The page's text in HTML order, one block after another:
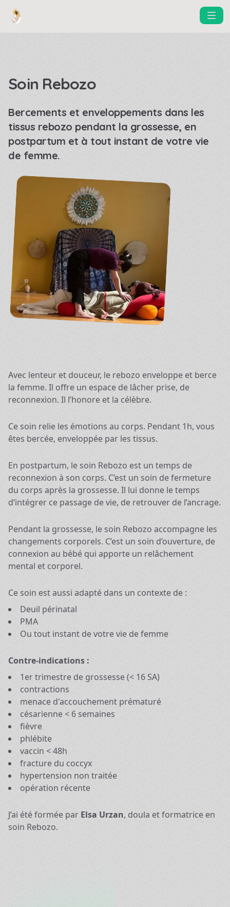
Soin Rebozo
Bercements et enveloppements dans les
tissus rebozo pendant la grossesse, en
postpartum et à tout instant de votre vie
de femme.
Avec lenteur et douceur, le rebozo enveloppe et berce
la femme. Il offre un espace de lâcher prise, de
reconnexion. Il l’honore et la célèbre.
Ce soin relie les émotions au corps. Pendant 1h, vous
êtes bercée, enveloppée par les tissus.
En postpartum, le soin Rebozo est un temps de
reconnexion à son corps. C’est un soin de fermeture
du corps après la grossesse. Il lui donne le temps
d’intégrer ce passage de vie, de retrouver de l’ancrage.
Pendant la grossesse, le soin Rebozo accompagne les
changements corporels. C’est un soin d’ouverture, de
connexion au bébé qui apporte un relâchement
mental et corporel.
Ce soin est aussi adapté dans un contexte de :
Deuil périnatal
PMA
Ou tout instant de votre vie de femme
Contre-indications :
1er trimestre de grossesse (< 16 SA)
contractions
menace d'accouchement prématuré
césarienne < 6 semaines
fièvre
phlébite
vaccin < 48h
fracture du coccyx
hypertension non traitée
opération récente
J’ai été formée par Elsa Urzan, doula et formatrice en
soin Rebozo.